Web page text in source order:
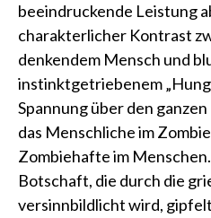
beeindruckende Leistung
charakterlicher Kontrast
denkendem Mensch und
instinktgetriebenem
Spannung über den
das Menschliche im
Zombiehafte im
Botschaft, die durch die
versinnbildlicht wird,